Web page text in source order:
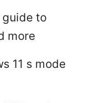
to
more
11 s mode